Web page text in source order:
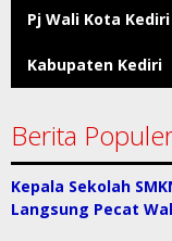
Pj Wali Kota Kediri
Kabupaten Kediri
Berita
Kepala Sekolah
Langsung Pecat